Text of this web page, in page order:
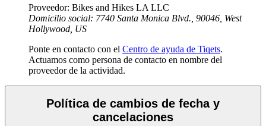
Proveedor: Bikes and Hikes LA LLC
Domicilio social: 7740 Santa Monica Blvd., 90046, West
Hollywood, US
Ponte en contacto con el Centro de ayuda de Tiqets.
Actuamos como persona de contacto en nombre del
proveedor de la actividad.
Política de cambios de fecha y
cancelaciones